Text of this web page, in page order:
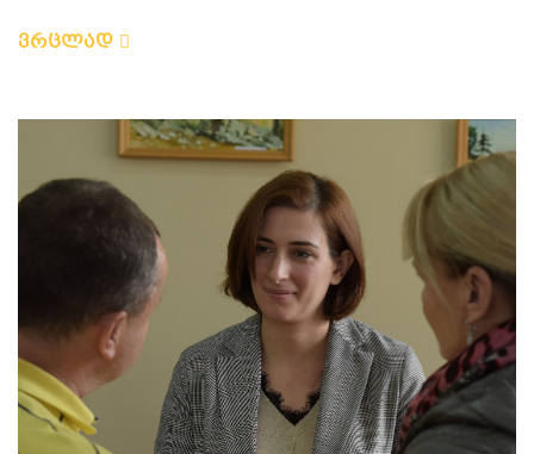
ვრცლად